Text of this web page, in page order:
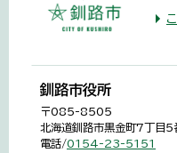
釧路市役所
〒085-8505
北海道釧路市黒金町7丁目5
電話/0154-23-5151